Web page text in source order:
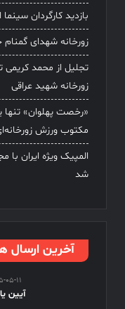
بازدید کارگردان
زورخانه شهدای
تجلیل از محمد کریمی
زورخانه شهید عراقی
«رخصت پهلوان»
مکتوب ورزش
المپیک ویژه ایران با
شد
آخرین ارسال
05-11
آیین